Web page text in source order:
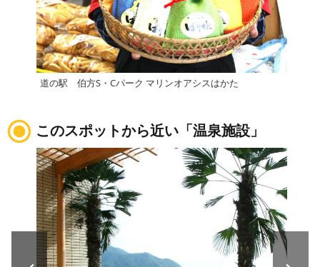
道の駅 伯方S・Cパーク マリンオアシスはかた
このスポットから近い「温泉施設」